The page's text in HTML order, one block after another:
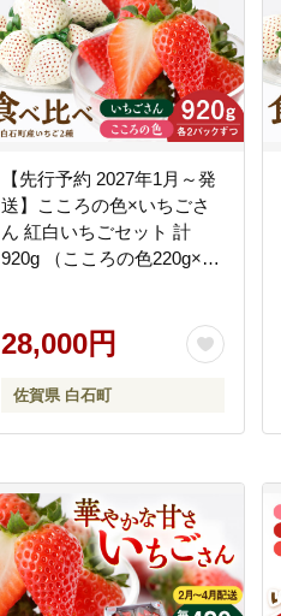
【先行予約 2027年1月～発
送】こころの色×いちごさ
ん 紅白いちごセット 計
920g （こころの色220g×2
【StrawberryFarm-K】 紅白
いちご 希少 いちご 果物 フ
ルーツ いちごさん セット
28,000円
佐賀県 白石町